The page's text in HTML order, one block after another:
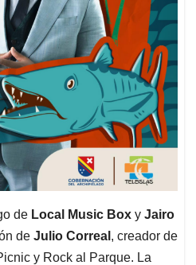
de Local Music Box y Jairo
de Julio Correal , creador de
y Rock al Parque. La